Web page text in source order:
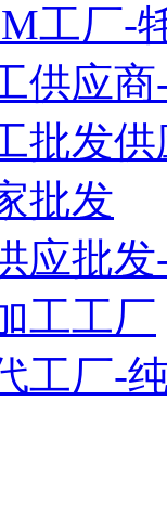
工厂-
供应
批发供
批发
应批
工工厂
工厂-